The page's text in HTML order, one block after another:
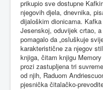
prikupio sve dostupne
njegovih djela, dnevnika,
dijaloškim dionicama.
Jesenskoj, oduvijek crtao,
pomagalo da „osluškuje
karakteristične za njegov
knjiga, čitam knjigu
prozi zastupljena tri
od njih, Raduom
pjesnička čitalačko-